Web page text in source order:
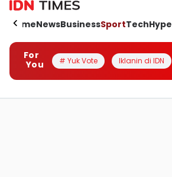
HomeNewsBusinessSportTechHype
For
You
# Yuk Vote Iklanin di IDN